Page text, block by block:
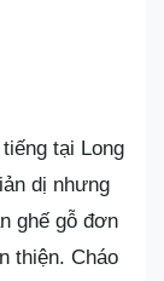
tại Long
dị nhưng
ghế gỗ đơn
thiện. Cháo